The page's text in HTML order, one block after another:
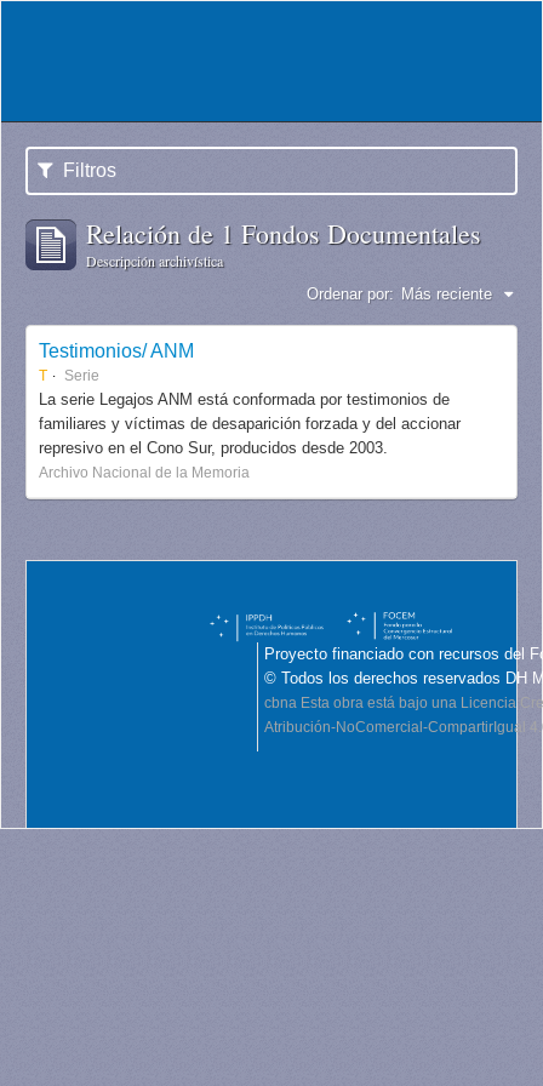
Filtros
Relación de 1 Fondos Documentales
Descripción archivística
Ordenar por: Más reciente
Testimonios/ ANM
T Serie
La serie Legajos ANM está conformada por testimonios de
familiares y víctimas de desaparición forzada y del accionar
represivo en el Cono Sur, producidos desde 2003.
Archivo Nacional de la Memoria
Proyecto financiado con recursos del
© Todos los derechos reservados DH
cbna Esta obra está bajo una Licencia
Atribución-NoComercial-CompartirIgual